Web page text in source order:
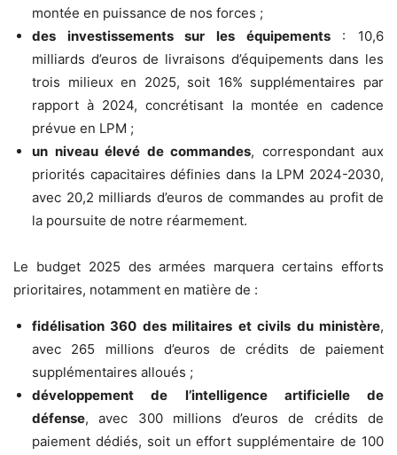
montée en puissance de nos forces ;
des investissements sur les équipements: 10,6
milliards d’euros de livraisons d’équipements dans les
trois milieux en 2025, soit 16% supplémentaires par
rapport à 2024, concrétisant la montée en cadence
prévue en LPM ;
un niveau élevé de commandes, correspondant aux
priorités capacitaires définies dans la LPM 2024-2030,
avec 20,2 milliards d’euros de commandes au profit de
la poursuite de notre réarmement.
Le budget 2025 des armées marquera certains efforts
prioritaires, notamment en matière de :
fidélisation 360 des militaires et civils du ministère,
avec 265 millions d’euros de crédits de paiement
supplémentaires alloués ;
développement de l’intelligence artificielle de
défense, avec 300 millions d’euros de crédits de
paiement dédiés, soit un effort supplémentaire de 100